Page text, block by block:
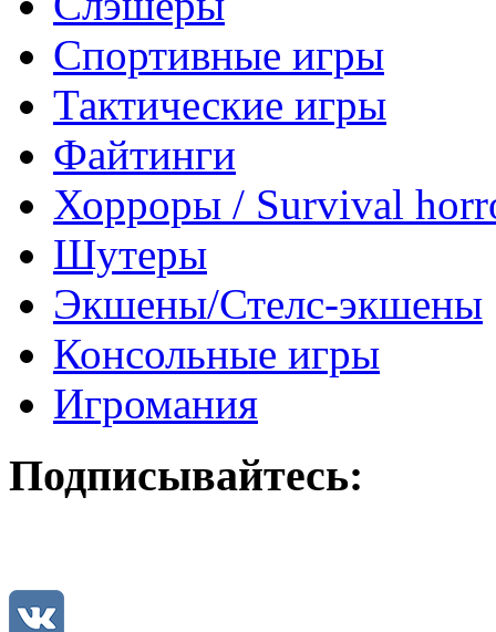
Спортивные игры
Тактические игры
Файтинги
Хорроры / Survival
Шутеры
Экшены/Стелс-экшены
Консольные игры
Игромания
Подписывайтесь: